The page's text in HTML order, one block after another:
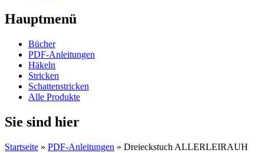
Hauptmenü
Bücher
PDF-Anleitungen
Häkeln
Stricken
Schattenstricken
Alle Produkte
Sie sind hier
Startseite » PDF-Anleitungen » Dreieckstuch ALLERLEIRAUH